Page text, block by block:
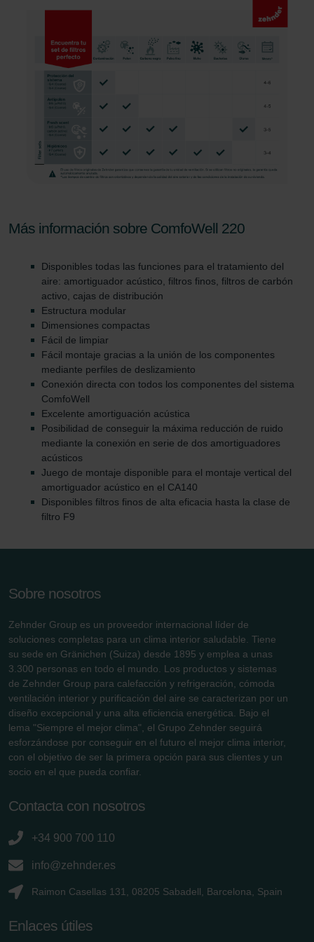
Más información sobre ComfoWell 220
Disponibles todas las funciones para el tratamiento del
aire: amortiguador acústico, filtros finos, filtros de carbón
activo, cajas de distribución
Estructura modular
Dimensiones compactas
Fácil de limpiar
Fácil montaje gracias a la unión de los componentes
mediante perfiles de deslizamiento
Conexión directa con todos los componentes del sistema
ComfoWell
Excelente amortiguación acústica
Posibilidad de conseguir la máxima reducción de ruido
mediante la conexión en serie de dos amortiguadores
acústicos
Juego de montaje disponible para el montaje vertical del
amortiguador acústico en el CA140
Disponibles filtros finos de alta eficacia hasta la clase de
filtro F9
Sobre nosotros
Zehnder Group es un proveedor internacional líder de
soluciones completas para un clima interior saludable. Tiene
su sede en Gränichen (Suiza) desde 1895 y emplea a unas
3.300 personas en todo el mundo. Los productos y sistemas
de Zehnder Group para calefacción y refrigeración, cómoda
ventilación interior y purificación del aire se caracterizan por un
diseño excepcional y una alta eficiencia energética. Bajo el
lema "Siempre el mejor clima", el Grupo Zehnder seguirá
esforzándose por conseguir en el futuro el mejor clima interior,
con el objetivo de ser la primera opción para sus clientes y un
socio en el que pueda confiar.
Contacta con nosotros
+34 900 700 110
info@zehnder.es
Raimon Casellas 131, 08205 Sabadell, Barcelona, Spain
Enlaces útiles